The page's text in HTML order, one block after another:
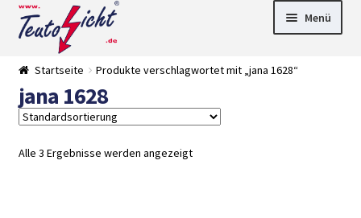
Zur
Navigation
springen
Springe
zum
Menü
►
Startseite Produkte verschlagwortet mit „jana 1628“
jana 1628
Alle 3 Ergebnisse werden angezeigt